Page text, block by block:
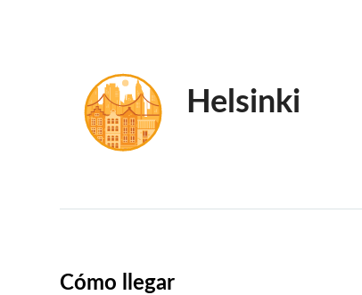
Helsinki
Cómo llegar